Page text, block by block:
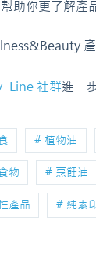
助你更了解產
Line 社群進一
# 植物油
物 # 烹飪油
產品 # 純素